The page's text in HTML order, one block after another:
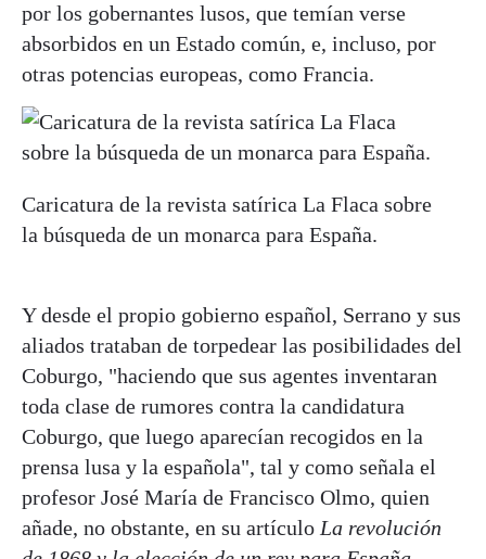
por los gobernantes lusos, que temían verse
absorbidos en un Estado común, e, incluso, por
otras potencias europeas, como Francia.
Caricatura de la revista satírica La Flaca sobre
la búsqueda de un monarca para España.
Y desde el propio gobierno español, Serrano y sus
aliados trataban de torpedear las posibilidades del
Coburgo, "haciendo que sus agentes inventaran
toda clase de rumores contra la candidatura
Coburgo, que luego aparecían recogidos en la
prensa lusa y la española", tal y como señala el
profesor José María de Francisco Olmo, quien
añade, no obstante, en su artículo La revolución